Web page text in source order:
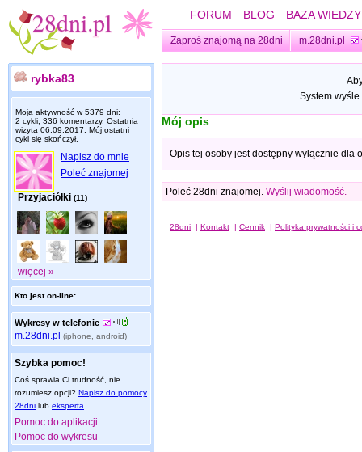
FORUM BLOG BAZA WIEDZY
Zaproś znajomą na 28dni m.28dni.pl
rybka83
Moja aktywność w 5379 dni:
2 cykli, 336 komentarzy. Ostatnia
wizyta 06.09.2017 . Mój ostatni
cykl się skończył.
Napisz do mnie
Poleć znajomej
Przyjaciółki (11)
więcej »
Kto jest on-line:
Wykresy w telefonie
m.28dni.pl (iphone, android)
Szybka pomoc!
Coś sprawia Ci trudność, nie
rozumiesz opcji? Napisz do pomocy
28dni lub eksperta
Pomoc do aplikacji
Pomoc do wykresu
System
Mój opis
Opis tej osoby jest dostępny wyłącznie dla
Poleć 28dni znajomej. Wyślij wiadomość.
28dni | Kontakt | Cennik | Polityka prywatności i